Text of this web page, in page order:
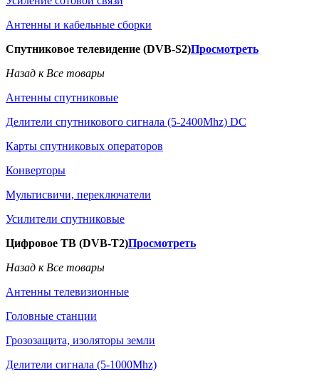
Антенны и кабельные сборки
Спутниковое телевидение (DVB-S2)Просмотреть
Назад к Все товары
Антенны спутниковые
Делители спутникового сигнала (5-2400Mhz) DC
Карты спутниковых операторов
Конверторы
Мультисвичи, переключатели
Усилители спутниковые
Цифровое ТВ (DVB-T2)Просмотреть
Назад к Все товары
Антенны телевизионные
Головные станции
Грозозащита, изоляторы земли
Делители сигнала (5-1000Mhz)